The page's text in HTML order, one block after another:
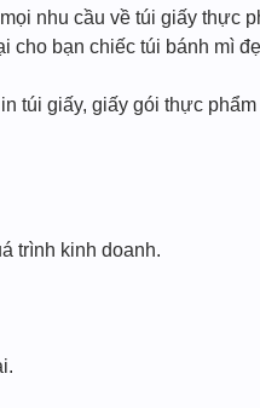
nhu cầu về túi giấy thực
cho bạn chiếc túi bánh mì
túi giấy, giấy gói thực phẩm
trình kinh doanh.